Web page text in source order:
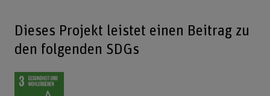
Dieses Projekt leistet einen Beitrag zu
den folgenden SDGs